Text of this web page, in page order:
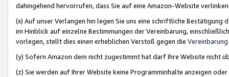
dahingehend hervorrufen, dass Sie auf eine Amazon-Website
(x) Auf unser Verlangen hin legen Sie uns eine schriftliche
im Hinblick auf einzelne Bestimmungen der Vereinbarung,
vorlegen, stellt dies einen erheblichen Verstoß gegen die Vereinbarung
(y) Sofern Amazon dem nicht zugestimmt hat darf Ihre Website nicht
(z) Sie werden auf Ihrer Website keine Programminhalte anzeigen